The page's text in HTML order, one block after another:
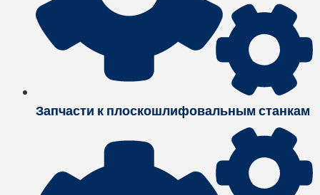
Запчасти к плоскошлифовальным станкам